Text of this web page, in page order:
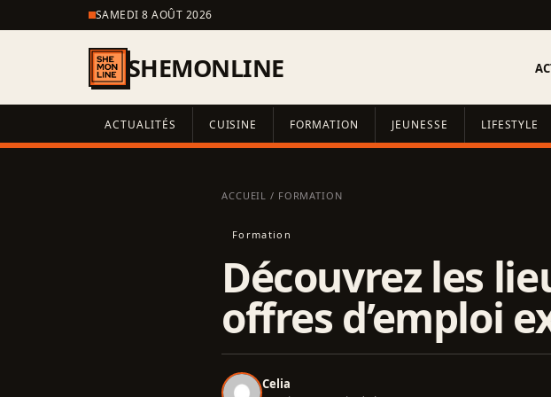
SAMEDI 8 AOÛT 2026
SHEMONLINE
ACTUALITÉS CUISINE FORMATION JEUNESSE LIFESTYLE
ACCUEIL / FORMATION
Formation
Découvrez les
offres d’emploi
Celia